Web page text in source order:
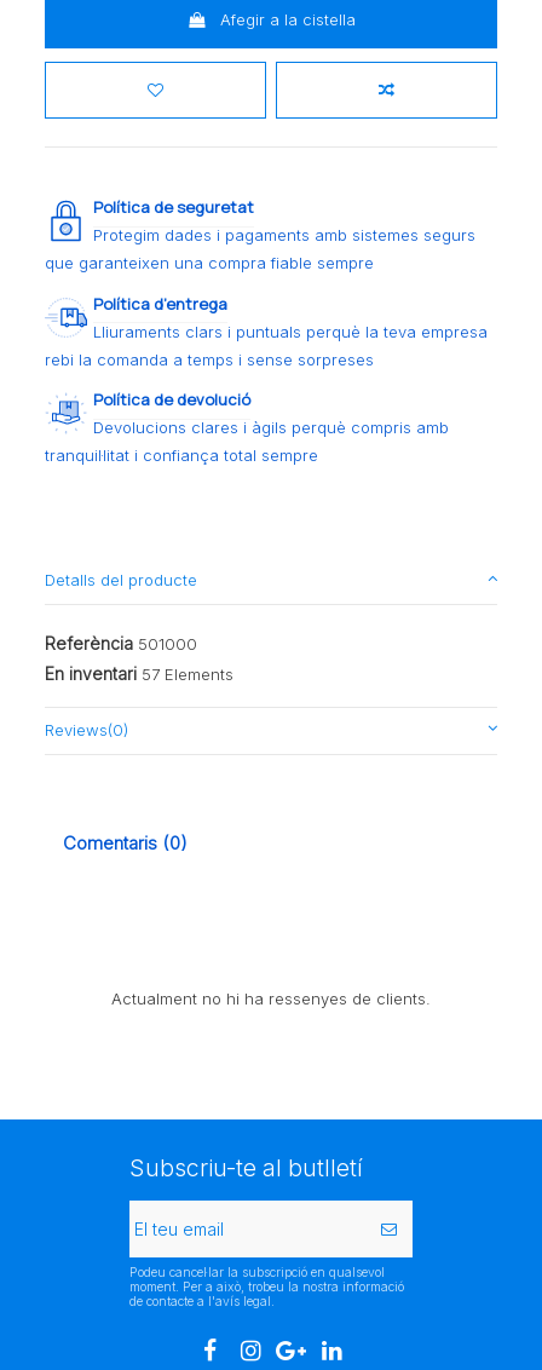
Afegir a la cistella
Política de seguretat
Protegim dades i pagaments amb sistemes segurs
que garanteixen una compra fiable sempre
Política d’entrega
Lliuraments clars i puntuals perquè la teva empresa
rebi la comanda a temps i sense sorpreses
Política de devolució
Devolucions clares i àgils perquè compris amb
tranquil·litat i confiança total sempre
Detalls del producte
Referència 501000
En inventari 57 Elements
Reviews(0)
Comentaris (0)
Actualment no hi ha ressenyes de clients.
Subscriu-te al butlletí
Podeu cancel·lar la subscripció en qualsevol
moment. Per a això, trobeu la nostra informació
de contacte a l'avís legal.